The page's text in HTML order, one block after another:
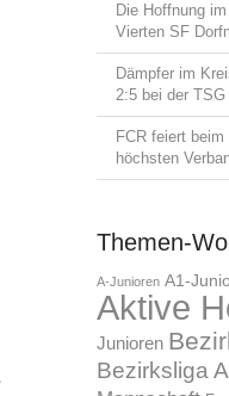
Die Hoffnung
Vierten SF
Dämpfer im
2:5 bei der TSG
FCR feiert
höchsten
Themen-
A-Junioren A1-
Aktive
Junioren
Bezirksliga